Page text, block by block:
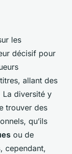
les
décisif pour
allant des
La diversité y
trouver des
qu’ils
ou de
, cependant,